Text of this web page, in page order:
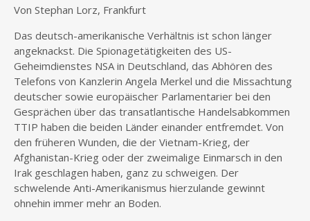
Von Stephan Lorz, Frankfurt
Das deutsch-amerikanische Verhältnis ist schon länger
angeknackst. Die Spionagetätigkeiten des US-
Geheimdienstes NSA in Deutschland, das Abhören des
Telefons von Kanzlerin Angela Merkel und die Missachtung
deutscher sowie europäischer Parlamentarier bei den
Gesprächen über das transatlantische Handelsabkommen
TTIP haben die beiden Länder einander entfremdet. Von
den früheren Wunden, die der Vietnam-Krieg, der
Afghanistan-Krieg oder der zweimalige Einmarsch in den
Irak geschlagen haben, ganz zu schweigen. Der
schwelende Anti-Amerikanismus hierzulande gewinnt
ohnehin immer mehr an Boden.